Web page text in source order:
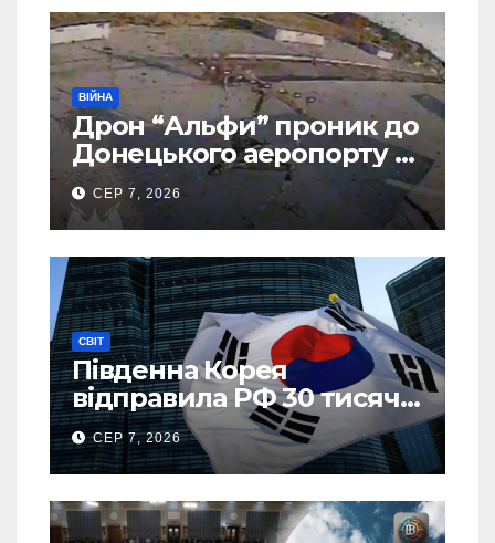
ВІЙНА
Дрон “Альфи” проник до
Донецького аеропорту та
спалив “Шахед” ще до
запуску
СЕР 7, 2026
СВІТ
Південна Корея
відправила РФ 30 тисяч
тонн авіапалива
СЕР 7, 2026